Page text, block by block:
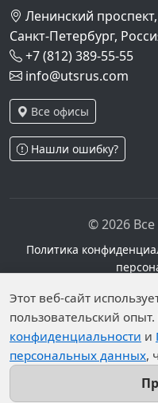
Ленинский
Санкт-Петербург,
+7 (812) 389-55-55
info@utsrus.com
Все офисы
Нашли ошибку?
© 2026
Политика
наличии правовых
ст.6 и ст.10.1 152-
запреты на
Этот веб-сайт
пользовательский
конфиденциальности и
персональных данных,